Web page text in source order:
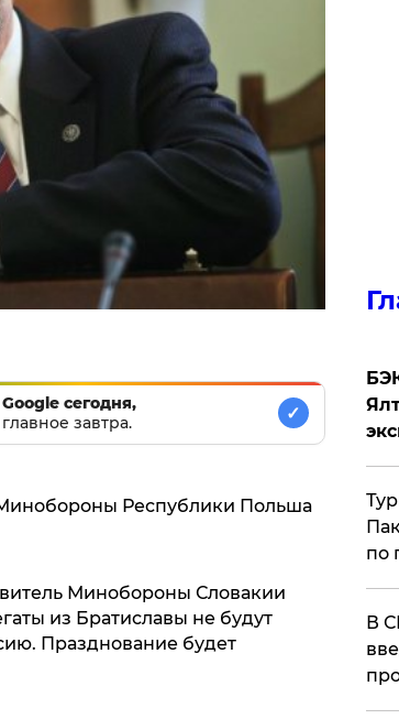
сегодня,
завтра.
✓
Республики Польша
Минобороны Словакии
из Братиславы не будут
Празднование будет
по
В